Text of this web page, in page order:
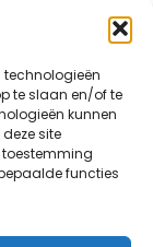
technologieën
te slaan en/of te
kunnen
site
toestemming
functies